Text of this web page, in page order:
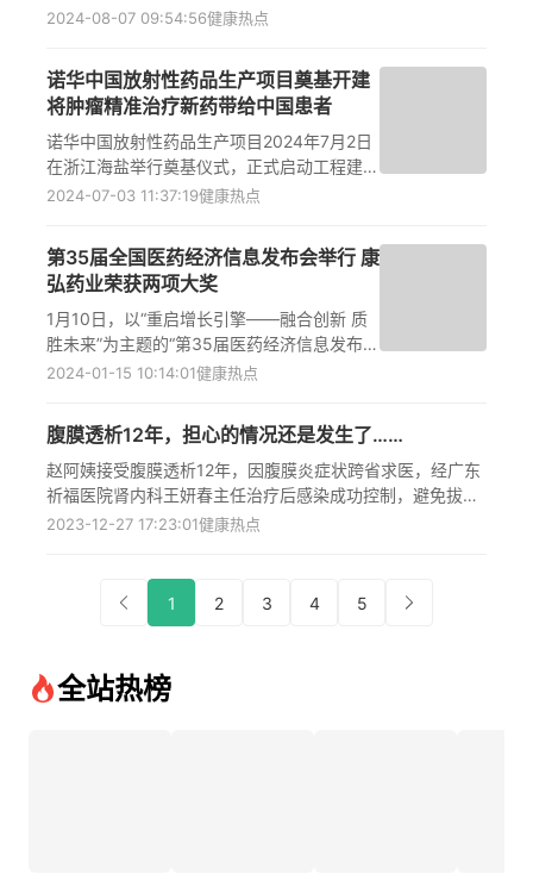
CLDN18.2检测的专业综合能力，确保其稳定可靠地应用于
2024-08-07 09:54:56健康热点
诺华中国放射性药品生产项目奠基开建
将肿瘤精准治疗新药带给中国患者
诺华中国放射性药品生产项目2024年7月2日
在浙江海盐举行奠基仪式，正式启动工程建
设。这是诺华在中国的首个放射配体疗法生产
床运用与发展，进一步履行诺华持续深耕中国
市场的承诺，为更多中国患者带来高效安全的
创新疗法。
2024-07-03 11:37:19健康热点
第35届全国医药经济信息发布会举行 康
弘药业荣获两项大奖
1月10日，以“重启增长引擎——融合创新 质
胜未来”为主题的“第35届医药经济信息发布
会”在广东广州开幕。康弘药业集团应邀参
察——责任先锋”两项荣誉。
2024-01-15 10:14:01健康热点
腹膜透析12年，担心的情况还是发生了……
赵阿姨接受腹膜透析12年，因腹膜炎症状跨省求医，经广东
祈福医院肾内科王妍春主任治疗后感染成功控制，避免拔除
腹透导管。王妍春主任指出，腹膜透析相关性腹膜炎常见于
和自动腹膜透析技术，提供全流程管理，有效降低感染风
险，保障透析安全与效果。
2023-12-27 17:23:01健康热点
1 2 3 4 5
全站热榜